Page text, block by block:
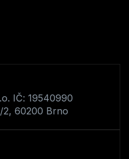
IČ: 19540990
2, 60200 Brno